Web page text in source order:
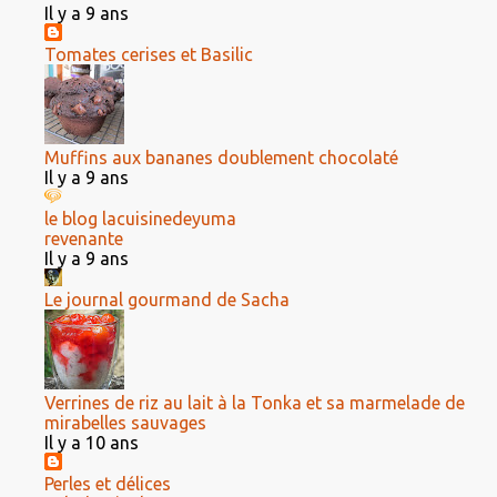
Il y a 9 ans
Tomates cerises et Basilic
Muffins aux bananes doublement chocolaté
Il y a 9 ans
le blog lacuisinedeyuma
revenante
Il y a 9 ans
Le journal gourmand de Sacha
Verrines de riz au lait à la Tonka et sa marmelade de
mirabelles sauvages
Il y a 10 ans
Perles et délices